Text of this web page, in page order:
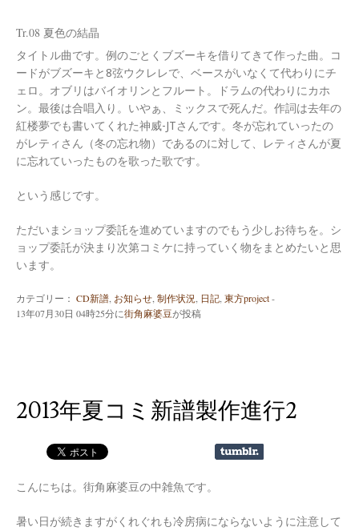
Tr.08 夏色の結晶
タイトル曲です。例のごとくブズーキを借りてきて作った曲。コ
ードがブズーキと8弦ウクレレで、ベースがいなくて代わりにチ
ェロ。オブリはバイオリンとフルート。ドラムの代わりにカホ
ン。最後は合唱入り。いやぁ、ミックスで死んだ。作詞は去年の
紅楼夢でも書いてくれた神威-JTさんです。冬が忘れていったの
がレティさん（冬の忘れ物）であるのに対して、レティさんが夏
に忘れていったものを歌った歌です。
という感じです。
ただいまショップ委託を進めていますのでもう少しお待ちを。シ
ョップ委託が決まり次第コミケに持っていく物をまとめたいと思
います。
カテゴリー： CD新譜 お知らせ 制作状況 日記 東方project-
13年07月30日 04時25分に街角麻婆豆が投稿
2013年夏コミ新譜製作進行2
こんにちは。街角麻婆豆の中雑魚です。
暑い日が続きますがくれぐれも冷房病にならないように注意して